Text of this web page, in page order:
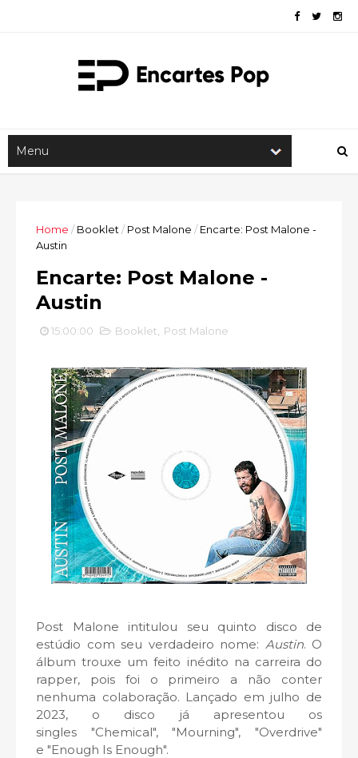
Home / Booklet / Post Malone / Encarte: Post Malone -
Austin
Encarte: Post Malone -
Austin
15:00:00 Booklet Post Malone
Post Malone intitulou seu quinto disco de
estúdio com seu verdadeiro nome: Austin. O
álbum trouxe um feito inédito na carreira do
rapper, pois foi o primeiro a não conter
nenhuma colaboração. Lançado em julho de
2023, o disco já apresentou os
singles "Chemical", "Mourning", "Overdrive"
e "Enough Is Enough".